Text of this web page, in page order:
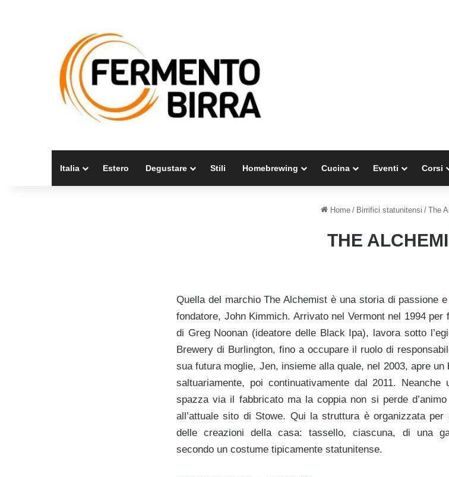
Italia Estero Degustare Stili Homebrewing Cucina Eventi Corsi
Home / Birrifici statunitensi / The
THE
Quella del marchio The Alchemist è una storia di passione
fondatore, John Kimmich. Arrivato nel Vermont nel 1994
di Greg Noonan (ideatore delle Black Ipa), lavora sotto
Brewery di Burlington, fino a occupare il ruolo di
sua futura moglie, Jen, insieme alla quale, nel 2003, apre
saltuariamente, poi continuativamente dal 2011.
spazza via il fabbricato ma la coppia non si perde
all’attuale sito di Stowe. Qui la struttura è organizzata
delle creazioni della casa: tassello, ciascuna, di una
secondo un costume tipicamente statunitense.